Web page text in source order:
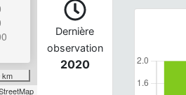
km
Dernière
observation
2020